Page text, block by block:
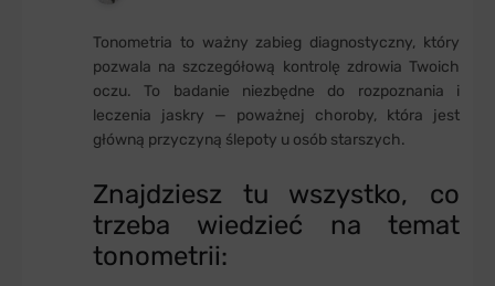
Tonometria to ważny zabieg diagnostyczny, który
pozwala na szczegółową kontrolę zdrowia Twoich
oczu. To badanie niezbędne do rozpoznania i
leczenia jaskry — poważnej choroby, która jest
główną przyczyną ślepoty u osób starszych.
Znajdziesz tu wszystko, co
trzeba wiedzieć na temat
tonometrii: